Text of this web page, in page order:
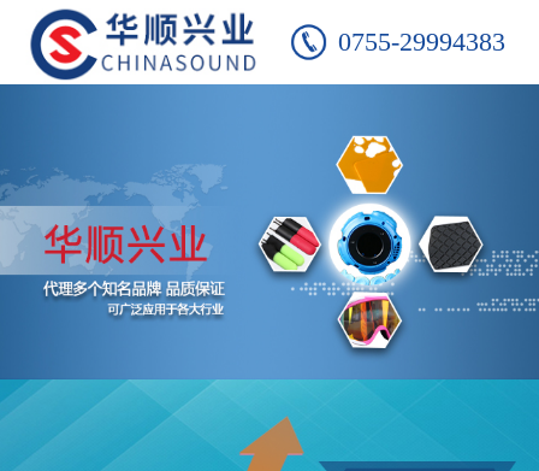
0755-29994383